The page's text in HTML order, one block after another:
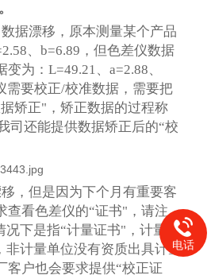
据漂移，原本测量某个产品
、b=6.89，但色差仪数据
为：L=49.21、a=2.88、
需要校正/校准数据，需要把
矫正"，矫正数据的过程称
司还能提供数据矫正后的“校
，但是因为下个月有重要客
查看色差仪的“证书"，请注
况下是指“计量证书"，计量证
非计量单位没有资质出具计量
客户也会要求提供“校正证
电话